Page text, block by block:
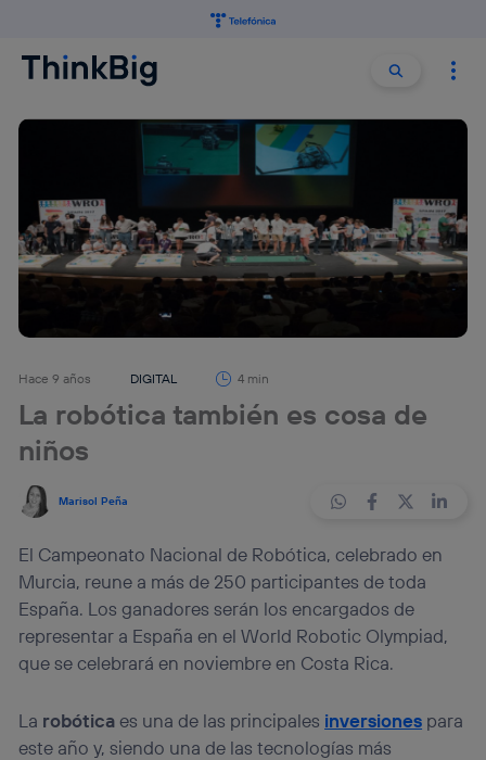
Buscar
Hace 9 años DIGITAL 4 min
La robótica también es cosa de
niños
Marisol Peña
El Campeonato Nacional de Robótica, celebrado en
Murcia, reune a más de 250 participantes de toda
España. Los ganadores serán los encargados de
representar a España en el World Robotic Olympiad,
que se celebrará en noviembre en Costa Rica.
La robóticaes una de las principales inversiones para
este año y, siendo una de las tecnologías más